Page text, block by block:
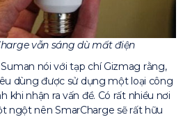
vẫn sáng dù mất điện
nói với tạp chí Gizmag rằng,
dùng được sử dụng một loại công
khi nhận ra vấn đề. Có rất nhiều nơi
ngột nên SmarCharge sẽ rất hữu